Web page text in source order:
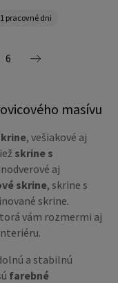
pracovné dni
6
masívu
, vešiakové aj
skrine s
aj
skrine, skrine s
skrine.
vám rozmermi aj
a stabilnú
farebné